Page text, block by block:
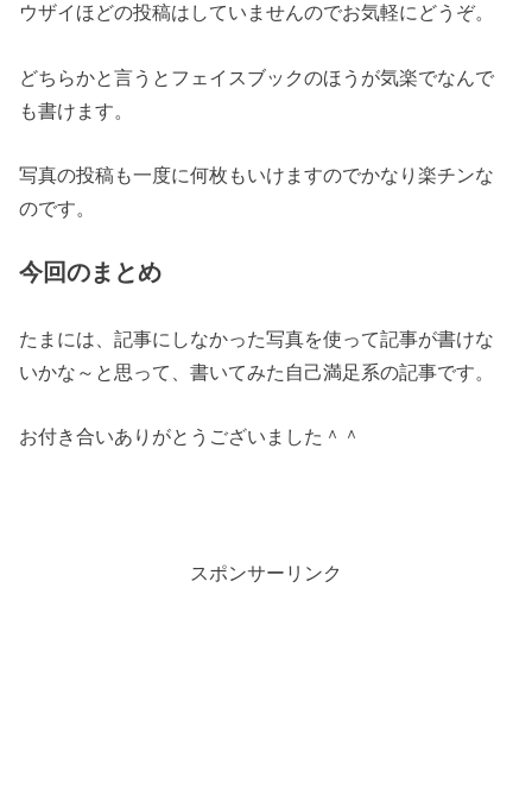
ウザイほどの投稿はしていませんのでお気軽にどうぞ。
どちらかと言うとフェイスブックのほうが気楽でなんで
も書けます。
写真の投稿も一度に何枚もいけますのでかなり楽チンな
のです。
今回のまとめ
たまには、記事にしなかった写真を使って記事が書けな
いかな～と思って、書いてみた自己満足系の記事です。
お付き合いありがとうございました＾＾
スポンサーリンク